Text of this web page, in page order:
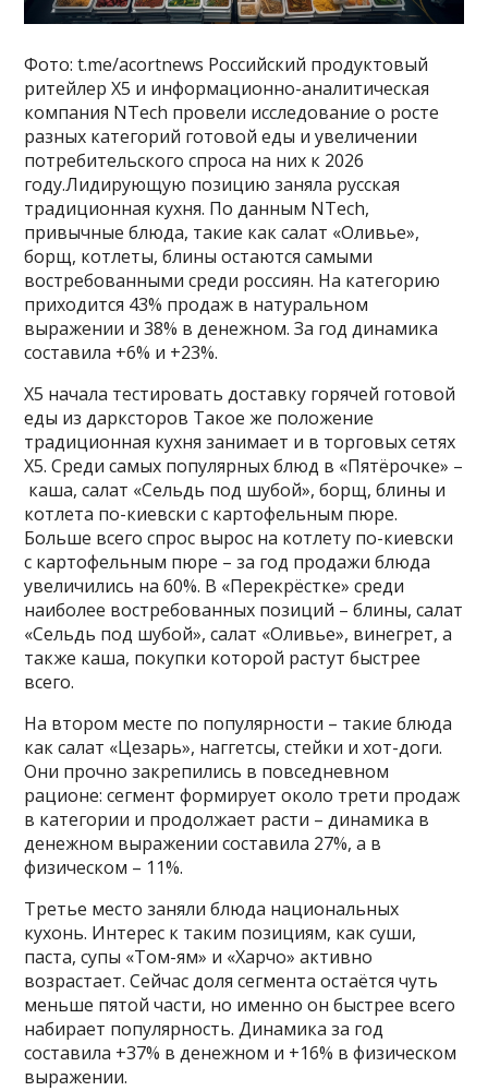
Фото: t.me/acortnews Российский продуктовый
ритейлер X5 и информационно-аналитическая
компания NTech провели исследование о росте
разных категорий готовой еды и увеличении
потребительского спроса на них к 2026
году.Лидирующую позицию заняла русская
традиционная кухня. По данным NTech,
привычные блюда, такие как салат «Оливье»,
борщ, котлеты, блины остаются самыми
востребованными среди россиян. На категорию
приходится 43% продаж в натуральном
выражении и 38% в денежном. За год динамика
составила +6% и +23%.
X5 начала тестировать доставку горячей готовой
еды из дарксторов Такое же положение
традиционная кухня занимает и в торговых сетях
X5. Среди самых популярных блюд в «Пятёрочке» –
каша, салат «Сельдь под шубой», борщ, блины и
котлета по-киевски с картофельным пюре.
Больше всего спрос вырос на котлету по-киевски
с картофельным пюре – за год продажи блюда
увеличились на 60%. В «Перекрёстке» среди
наиболее востребованных позиций – блины, салат
«Сельдь под шубой», салат «Оливье», винегрет, а
также каша, покупки которой растут быстрее
всего.
На втором месте по популярности – такие блюда
как салат «Цезарь», наггетсы, стейки и хот-доги.
Они прочно закрепились в повседневном
рационе: сегмент формирует около трети продаж
в категории и продолжает расти – динамика в
денежном выражении составила 27%, а в
физическом – 11%.
Третье место заняли блюда национальных
кухонь. Интерес к таким позициям, как суши,
паста, супы «Том-ям» и «Харчо» активно
возрастает. Сейчас доля сегмента остаётся чуть
меньше пятой части, но именно он быстрее всего
набирает популярность. Динамика за год
составила +37% в денежном и +16% в физическом
выражении.